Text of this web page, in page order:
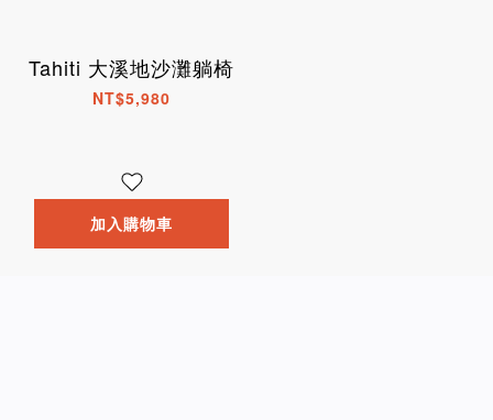
Tahiti 大溪地沙灘躺椅
NT$5,980
加入購物車